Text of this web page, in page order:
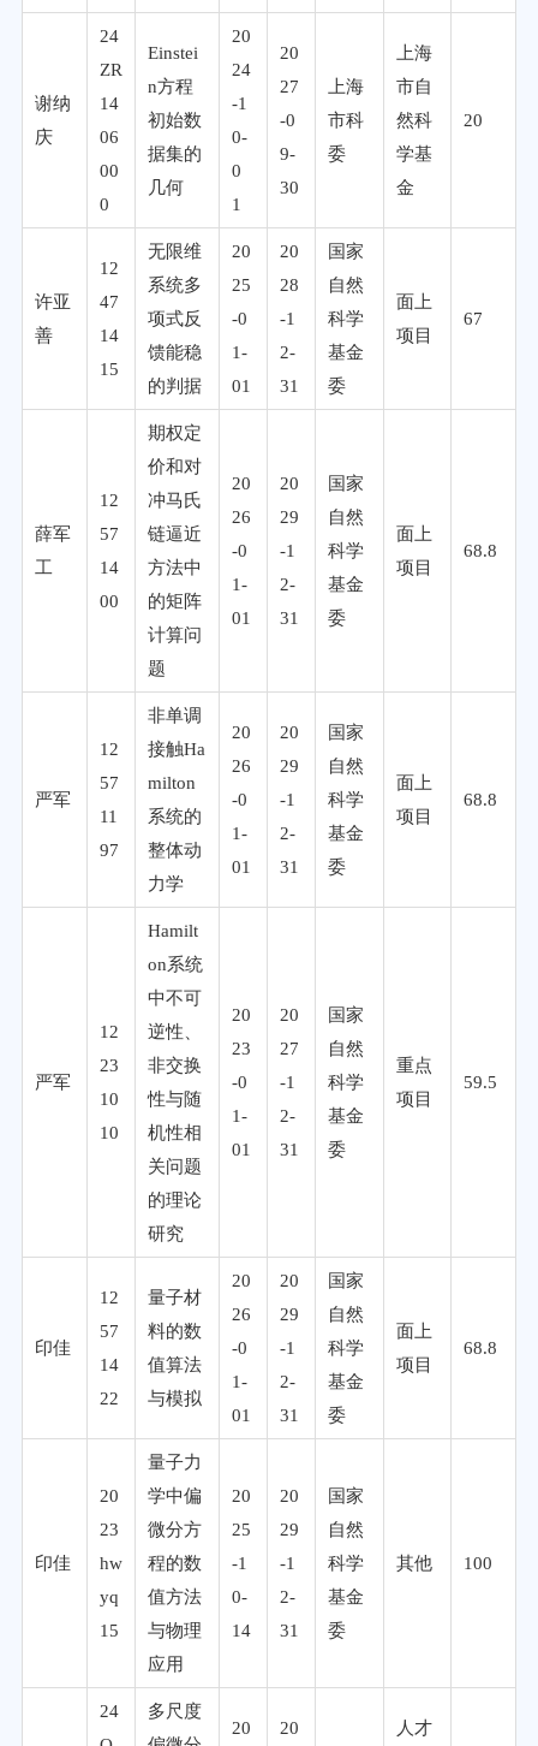
谢纳
庆
24
ZR
14
06
00
0
Einstei
n方程
初始数
据集的
几何
20
24
-1
0-
0
1
20
27
-0
9-
30
上海
市科
委
上海
市自
然科
学基
金
20
许亚
善
12
47
14
15
无限维
系统多
项式反
馈能稳
的判据
20
25
-0
1-
01
20
28
-1
2-
31
国家
自然
科学
基金
委
面上
项目
67
薛军
工
12
57
14
00
期权定
价和对
冲马氏
链逼近
方法中
的矩阵
计算问
题
20
26
-0
1-
01
20
29
-1
2-
31
国家
自然
科学
基金
委
面上
项目
68.8
严军
12
57
11
97
非单调
接触Ha
milton
系统的
整体动
力学
20
26
-0
1-
01
20
29
-1
2-
31
国家
自然
科学
基金
委
面上
项目
68.8
严军
12
23
10
10
Hamilt
on系统
中不可
逆性、
非交换
性与随
机性相
关问题
的理论
研究
20
23
-0
1-
01
20
27
-1
2-
31
国家
自然
科学
基金
委
重点
项目
59.5
印佳
12
57
14
22
量子材
料的数
值算法
与模拟
20
26
-0
1-
01
20
29
-1
2-
31
国家
自然
科学
基金
委
面上
项目
68.8
印佳
20
23
hw
yq
15
量子力
学中偏
微分方
程的数
值方法
与物理
应用
20
25
-1
0-
14
20
29
-1
2-
31
国家
自然
科学
基金
委
其他 100
24
多尺度
20 20 人才